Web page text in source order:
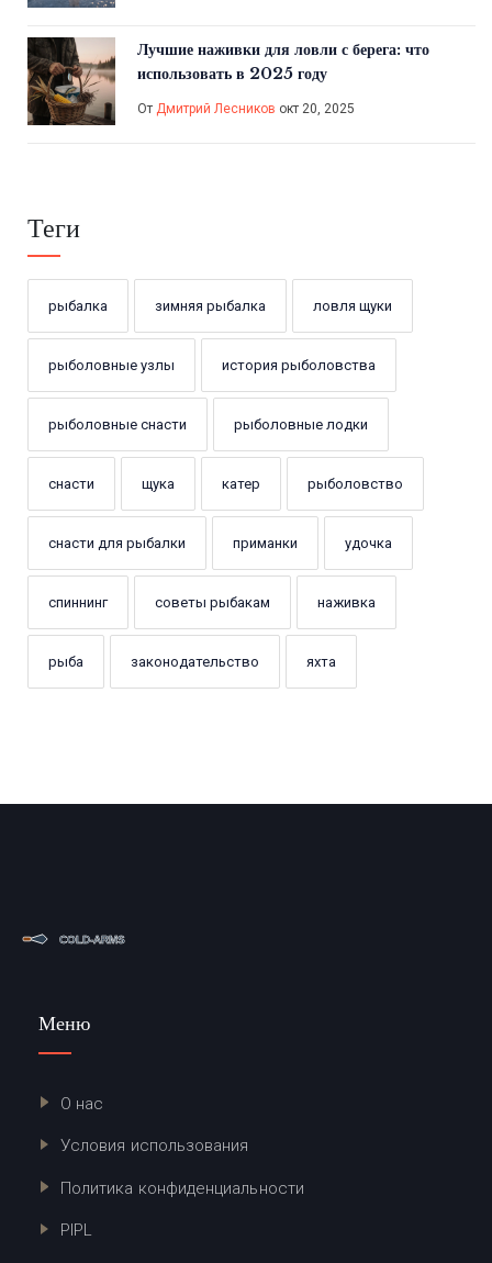
Лучшие наживки для ловли с берега: что
использовать в 2025 году
От Дмитрий Лесников окт 20, 2025
Теги
рыбалка зимняя рыбалка ловля щуки
рыболовные узлы история рыболовства
рыболовные снасти рыболовные лодки
снасти щука катер рыболовство
снасти для рыбалки приманки удочка
спиннинг советы рыбакам наживка
рыба законодательство яхта
Меню
О нас
Условия использования
Политика конфиденциальности
PIPL